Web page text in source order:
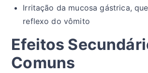
Irritação da mucosa gástrica,
reflexo do vômito
Efeitos
Comuns